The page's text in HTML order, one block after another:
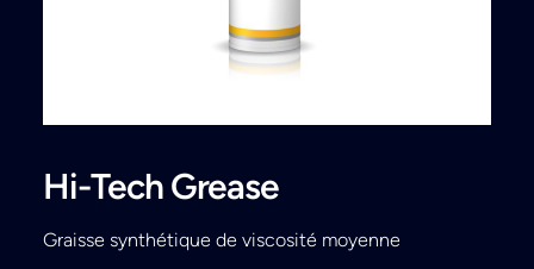
Hi-Tech Grease
Graisse synthétique de viscosité moyenne